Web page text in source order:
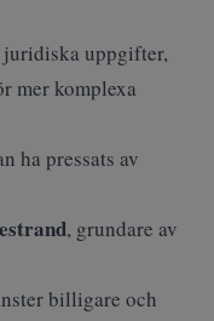
uppgifter,
mer komplexa
ha pressats av
, grundare av
billigare och